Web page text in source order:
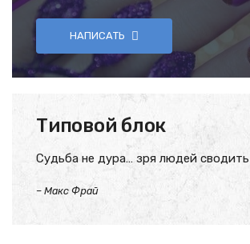
НАПИСАТЬ
Типовой блок
Судьба не дура… зря людей сводить
– Макс Фрай